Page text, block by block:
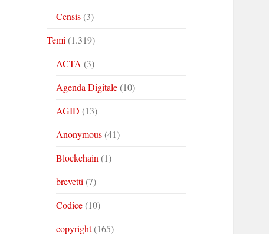
Censis(3)
Temi (1.319)
ACTA (3)
Agenda Digitale(10)
AGID (13)
Anonymous(41)
Blockchain (1)
brevetti (7)
Codice(10)
copyright(165)